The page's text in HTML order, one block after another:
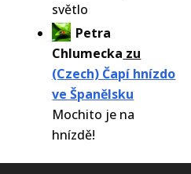
světlo
Petra
Chlumecka zu
(Czech) Čapí hnízdo
ve Španělsku
Mochito je na
hnízdě!